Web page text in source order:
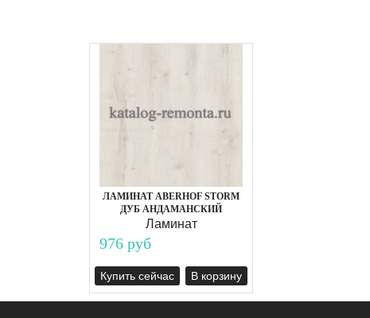
ЛАМИНАТ ABERHOF STORM
ДУБ АНДАМАНСКИЙ
Ламинат
976 руб
Купить сейчас В корзину